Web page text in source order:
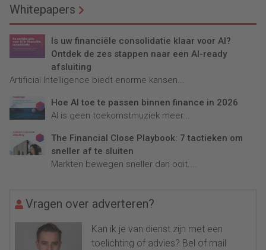
Whitepapers
Is uw financiële consolidatie klaar voor AI?
Ontdek de zes stappen naar een AI-ready
afsluiting
Artificial Intelligence biedt enorme kansen...
Hoe AI toe te passen binnen finance in 2026
AI is geen toekomstmuziek meer...
The Financial Close Playbook: 7 tactieken om
sneller af te sluiten
Markten bewegen sneller dan ooit....
Vragen over adverteren?
Kan ik je van dienst zijn met een
toelichting of advies? Bel of mail